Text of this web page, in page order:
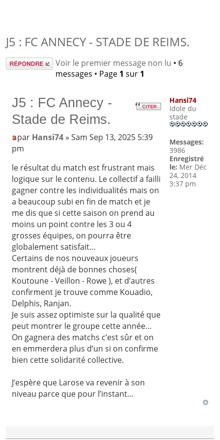
J5 : FC ANNECY - STADE DE REIMS.
Répondre Voir le premier message non lu • 6
messages • Page 1 sur 1
J5 : FC Annecy -
Stade de Reims.
par Hansi74» Sam Sep 13, 2025 5:39
pm
le résultat du match est frustrant mais
logique sur le contenu. Le collectif a failli
gagner contre les individualités mais on
a beaucoup subi en fin de match et je
me dis que si cette saison on prend au
moins un point contre les 3 ou 4
grosses équipes, on pourra être
globalement satisfait…
Certains de nos nouveaux joueurs
montrent déjà de bonnes choses(
Koutoune - Veillon - Rowe ), et d’autres
confirment je trouve comme Kouadio,
Delphis, Ranjan.
Je suis assez optimiste sur la qualité que
peut montrer le groupe cette année…
On gagnera des matchs c’est sûr et on
en emmerdera plus d’un si on confirme
bien cette solidarité collective.
J’espère que Larose va revenir à son
niveau parce que pour l’instant…
Hansi74
Idole du
stade
Messages:
3986
Enregistré
le: Mer Déc
24, 2014
3:37 pm